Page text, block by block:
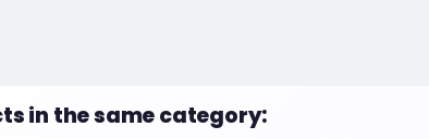
in the same category: